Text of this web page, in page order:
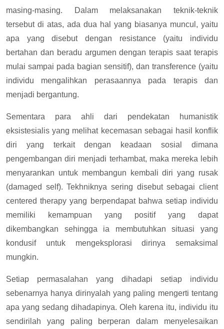
masing-masing. Dalam melaksanakan teknik-teknik
tersebut di atas, ada dua hal yang biasanya muncul, yaitu
apa yang disebut dengan resistance (yaitu individu
bertahan dan beradu argumen dengan terapis saat terapis
mulai sampai pada bagian sensitif), dan transference (yaitu
individu mengalihkan perasaannya pada terapis dan
menjadi bergantung.
Sementara para ahli dari pendekatan humanistik
eksistesialis yang melihat kecemasan sebagai hasil konflik
diri yang terkait dengan keadaan sosial dimana
pengembangan diri menjadi terhambat, maka mereka lebih
menyarankan untuk membangun kembali diri yang rusak
(damaged self). Tekhniknya sering disebut sebagai client
centered therapy yang berpendapat bahwa setiap individu
memiliki kemampuan yang positif yang dapat
dikembangkan sehingga ia membutuhkan situasi yang
kondusif untuk mengeksplorasi dirinya semaksimal
mungkin.
Setiap permasalahan yang dihadapi setiap individu
sebenarnya hanya dirinyalah yang paling mengerti tentang
apa yang sedang dihadapinya. Oleh karena itu, individu itu
sendirilah yang paling berperan dalam menyelesaikan